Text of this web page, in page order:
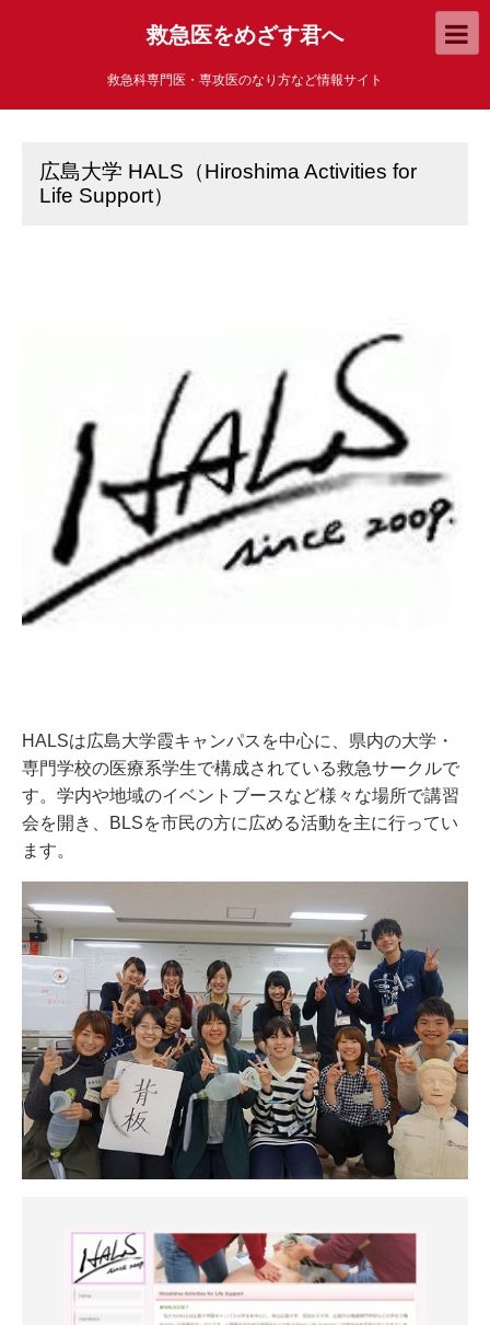
救急医をめざす君へ
救急科専門医・専攻医のなり方など情報サイト
広島大学 HALS（Hiroshima Activities for
Life Support）
HALSは広島大学霞キャンパスを中心に、県内の大学・
専門学校の医療系学生で構成されている救急サークルで
す。学内や地域のイベントブースなど様々な場所で講習
会を開き、BLSを市民の方に広める活動を主に行ってい
ます。